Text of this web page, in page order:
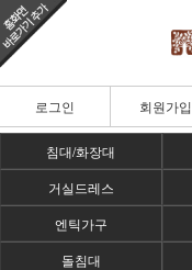
로그인 회원가입
침대/화장대
거실드레스
엔틱가구
돌침대